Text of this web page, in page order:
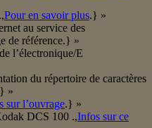
Pour en savoir plus.} »
au service des
de référence.} »
l’électronique/E
du répertoire de caractères
»
sur l’ouvrage.} »
DCS 100 .,Infos sur ce